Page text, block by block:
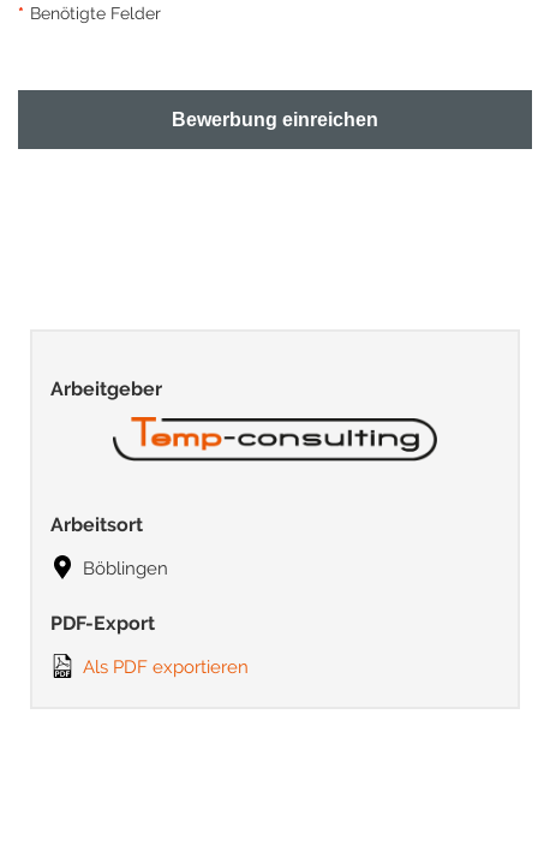
* Benötigte Felder
Bewerbung einreichen
Arbeitgeber
Arbeitsort
Böblingen
PDF-Export
Als PDF exportieren